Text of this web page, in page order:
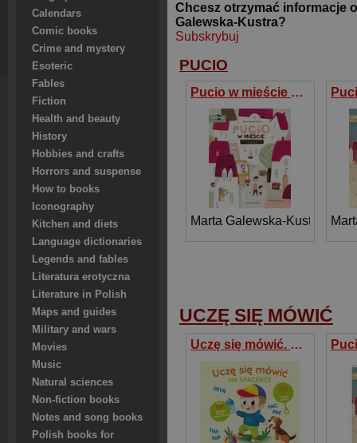
Calendars
Comic books
Crime and mystery
Esoteric
Fables
Fiction
Health and beauty
History
Hobbies and crafts
Horrors and suspense
How to books
Iconography
Kitchen and diets
Language dictionaries
Legends and fables
Literatura erotyczna
Literature in Polish
Maps and guides
Military and wars
Movies
Music
Natural sciences
Non-fiction books
Notes and song books
Polish books for
Chcesz otrzymać informacje
Galewska-Kustra?
Subskrybuj
PUCIO
Pucio w mieście Zabawy językowe dla młodszych i starszych dzieci
Marta Galewska-Kustra
UCZĘ SIĘ MÓWIĆ
Uczę się mówić. Na spacerze